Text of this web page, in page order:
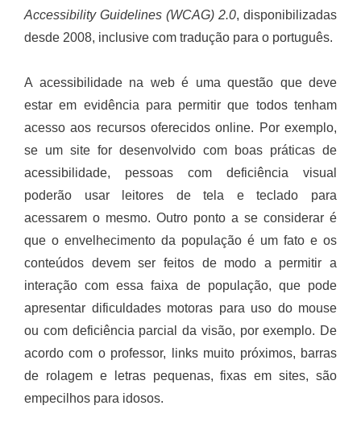
Accessibility Guidelines (WCAG) 2.0, disponibilizadas
desde 2008, inclusive com tradução para o português.
A acessibilidade na web é uma questão que deve
estar em evidência para permitir que todos tenham
acesso aos recursos oferecidos online. Por exemplo,
se um site for desenvolvido com boas práticas de
acessibilidade, pessoas com deficiência visual
poderão usar leitores de tela e teclado para
acessarem o mesmo. Outro ponto a se considerar é
que o envelhecimento da população é um fato e os
conteúdos devem ser feitos de modo a permitir a
interação com essa faixa de população, que pode
apresentar dificuldades motoras para uso do mouse
ou com deficiência parcial da visão, por exemplo. De
acordo com o professor, links muito próximos, barras
de rolagem e letras pequenas, fixas em sites, são
empecilhos para idosos.